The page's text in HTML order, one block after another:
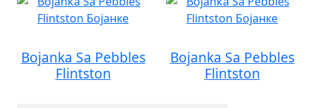
Bojanka Sa Pebbles
Flintston
Bojanka Sa Pebbles
Flintston